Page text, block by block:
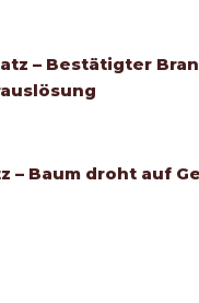
– Bestätigter
– Baum droht auf